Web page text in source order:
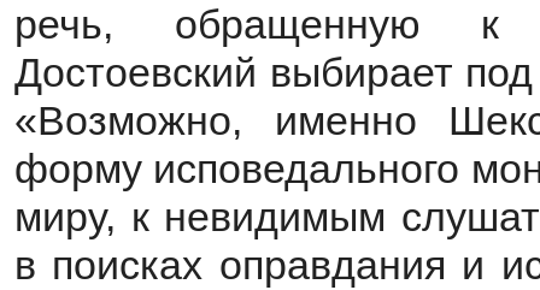
речь, обращенную к
Достоевский выбирает
«Возможно, именно
форму исповедального
миру, к невидимым
в поисках оправдания и